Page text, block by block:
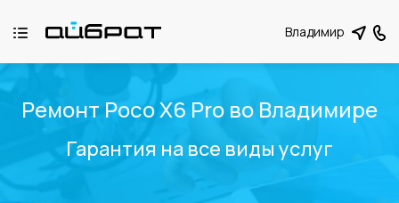
Владимир
Ремонт Poco X6 Pro во Владимире
Гарантия на все виды услуг